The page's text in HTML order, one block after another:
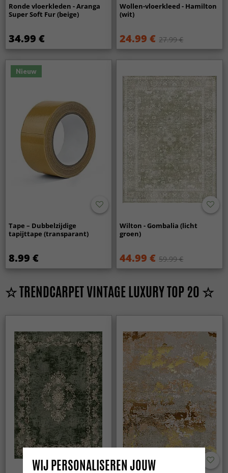
Ronde vloerkleden - Aranga
Super Soft Fur (beige)
34.99 €
Wollen-vloerkleed - Hamilton
(wit)
24.99 € 27.99 €
Nieuw
Tape – Dubbelzijdige
tapijttape (transparant)
8.99 €
Wilton - Gombalia (licht
groen)
44.99 € 59.99 €
☆ TRENDCARPET VINTAGE LUXURY TOP 20 ☆
WIJ PERSONALISEREN JOUW